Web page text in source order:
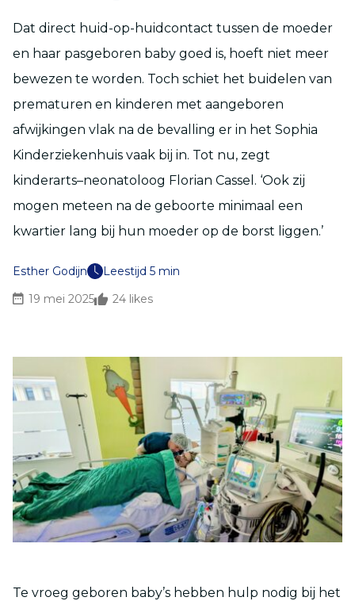
Dat direct huid-op-huidcontact tussen de moeder
en haar pasgeboren baby goed is, hoeft niet meer
bewezen te worden. Toch schiet het buidelen van
prematuren en kinderen met aangeboren
afwijkingen vlak na de bevalling er in het Sophia
Kinderziekenhuis vaak bij in. Tot nu, zegt
kinderarts–neonatoloog Florian Cassel . ‘Ook zij
mogen meteen na de geboorte minimaal een
kwartier lang bij hun moeder op de borst liggen.’
Esther Godijn
Leestijd 5 min
19 mei 2025
24 likes
Te vroeg geboren baby’s hebben hulp nodig bij het